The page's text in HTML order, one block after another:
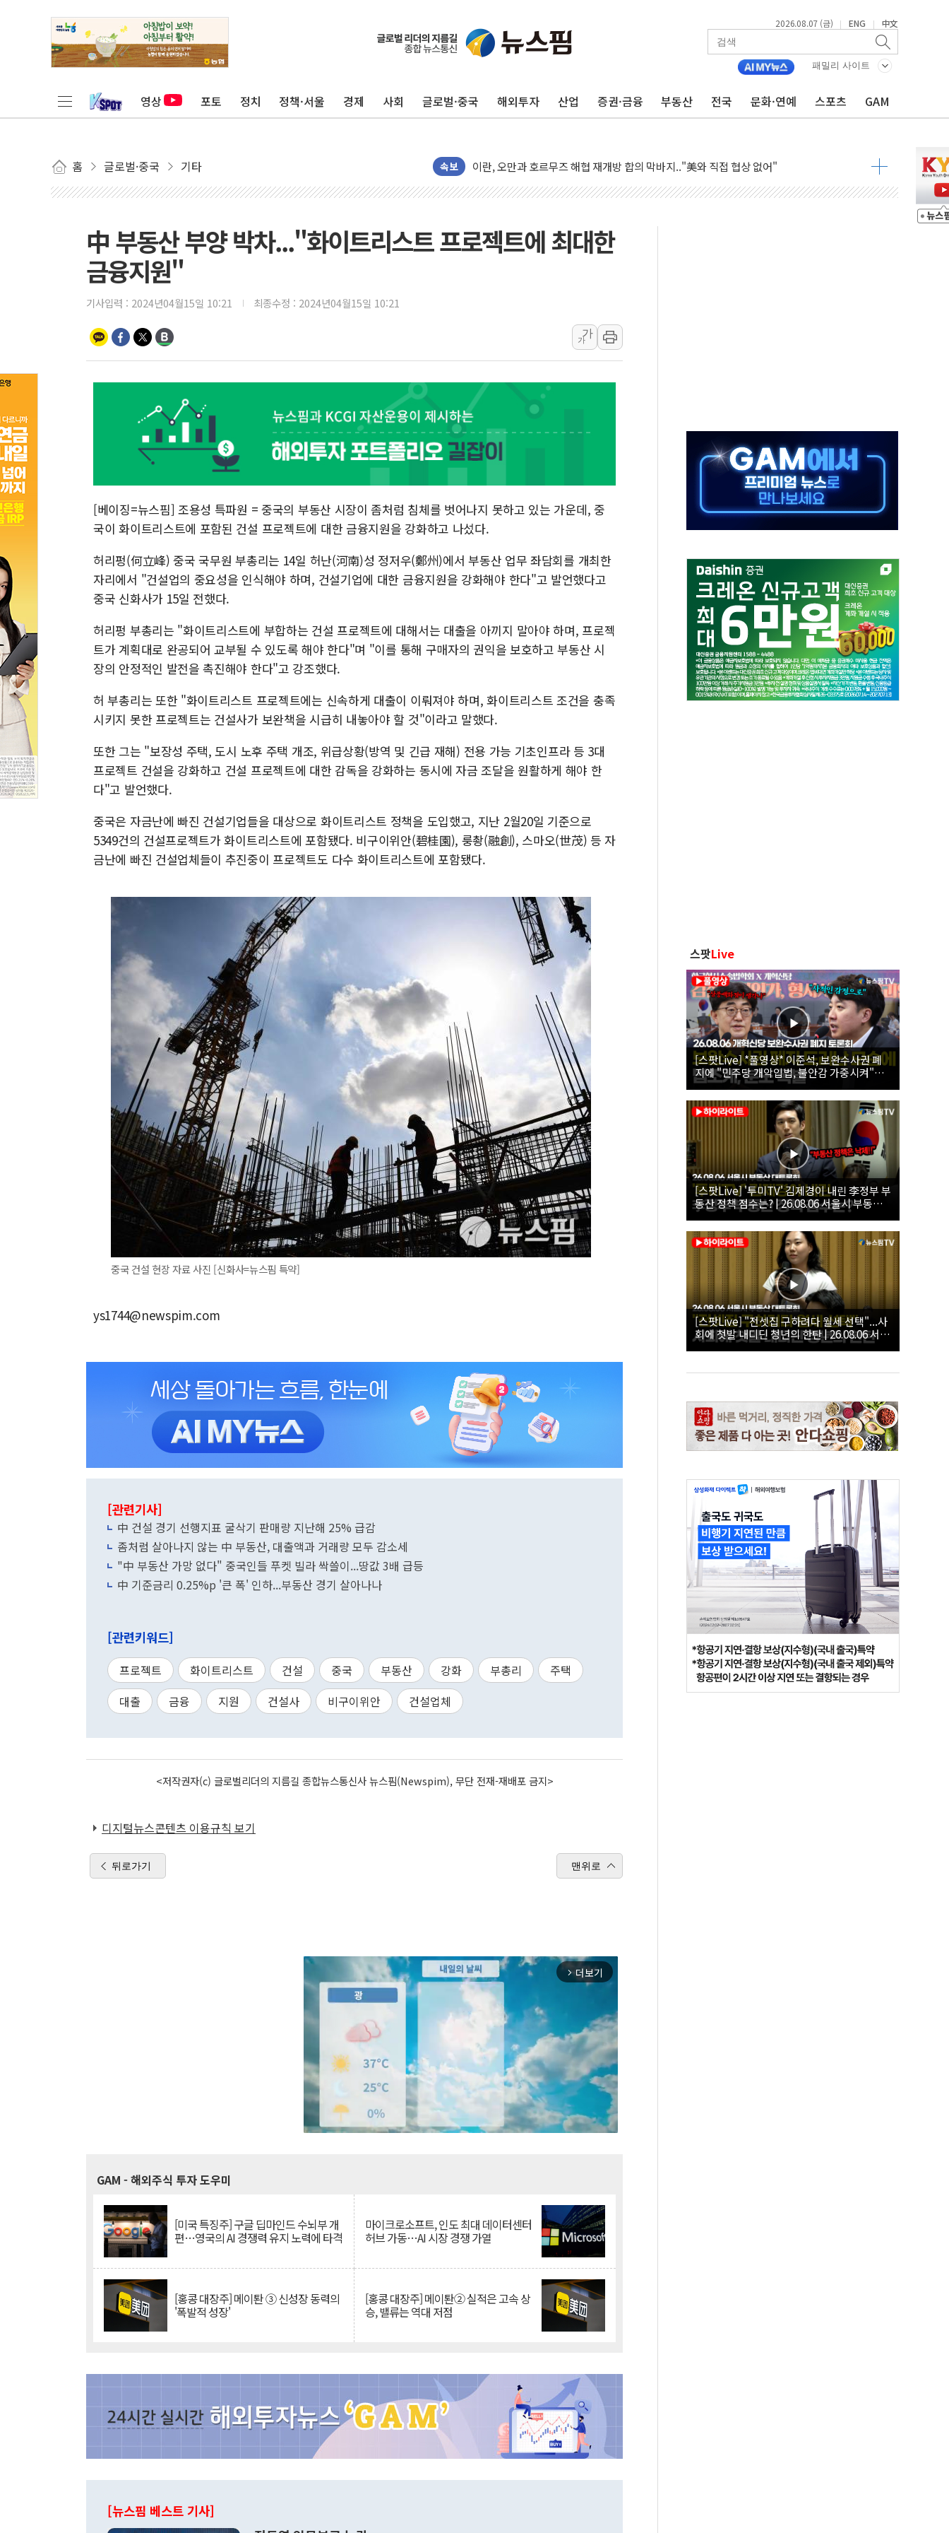
2026.08.07 (금) | ENG | 中文
패밀리 사이트
영상 포토 정치 정책·서울 경제 사회 글로벌·중국 해외투자 산업 증권·금융 부동산 전국 문화·연예 스포츠 GAM
홈 글로벌·중국 기타 속보
[금/유가] 이란의 호르무즈 해협 통항 제한 검토에 유가 3% 급등…금값 보합
이란, 오만과 호르무즈 해협 재개방 합의 막바지.."美와 직접 협상 없어"
[민주 당권주자 일정] 송영길·정청래·김민석 후보 - 8월 7일
[오늘의 정치일정] 8월 7일(금)
[오늘의 국회일정] 상임위·세미나·기자회견·주요 정당 - 8월 7일
구광모, 내주 실리콘밸리서 젠슨 황 재회…로봇·AI 데이터센터·모빌리티 구체화
뉴욕증시 개장 전 특징주...모더나·아이온큐·도어대시↑ VS 샌디스크·피그마·앱러빈↓
뉴욕증시 프리뷰, 미 주가선물 AI주 차익실현 속 혼조세...웨스턴디지털·샌디스크↓
청와대, 북한 단거리 탄도미사일 발사에 긴급 안보 점검회의
금값 7주 만에 최고…美 고용 둔화·호르무즈 재개방 기대에 강세
[인도증시] 중동 긴장 완화에 실적 호조까지, 상승...호실적 보고 기업 상승세 뚜렷
러, 1인칭시점 드론으로 우크라 민간인 '사파리' 공격… 시민들 공포감 극대화 전략
[베트남 증시] 지수 하락 속 'DGC' 임시 주총 기대감에 홀로 상한가…마진 잔액은 사상 최고
'월가의 황제' 다이먼 "금융시장 레버리지 위험수위…숨은 차입이 더 큰 변수"
中 부동산 부양 박차..."화이트리스트 프로젝트에 최대한
금융지원"
기사입력 : 2024년04월15일 10:21 최종수정 : 2024년04월15일 10:21
가
가
[베이징=뉴스핌] 조용성 특파원 = 중국의 부동산 시장이 좀처럼 침체를 벗어나지 못하고 있는 가운데, 중
국이 화이트리스트에 포함된 건설 프로젝트에 대한 금융지원을 강화하고 나섰다.
허리펑(何立峰) 중국 국무원 부총리는 14일 허난(河南)성 정저우(鄭州)에서 부동산 업무 좌담회를 개최한
자리에서 "건설업의 중요성을 인식해야 하며, 건설기업에 대한 금융지원을 강화해야 한다"고 발언했다고
중국 신화사가 15일 전했다.
허리펑 부총리는 "화이트리스트에 부합하는 건설 프로젝트에 대해서는 대출을 아끼지 말아야 하며, 프로젝
트가 계획대로 완공되어 교부될 수 있도록 해야 한다"며 "이를 통해 구매자의 권익을 보호하고 부동산 시
장의 안정적인 발전을 촉진해야 한다"고 강조했다.
허 부총리는 또한 "화이트리스트 프로젝트에는 신속하게 대출이 이뤄져야 하며, 화이트리스트 조건을 충족
시키지 못한 프로젝트는 건설사가 보완책을 시급히 내놓아야 할 것"이라고 말했다.
또한 그는 "보장성 주택, 도시 노후 주택 개조, 위급상황(방역 및 긴급 재해) 전용 가능 기초인프라 등 3대
프로젝트 건설을 강화하고 건설 프로젝트에 대한 감독을 강화하는 동시에 자금 조달을 원활하게 해야 한
다"고 발언했다.
중국은 자금난에 빠진 건설기업들을 대상으로 화이트리스트 정책을 도입했고, 지난 2월20일 기준으로
5349건의 건설프로젝트가 화이트리스트에 포함됐다. 비구이위안(碧桂園), 룽촹(融創), 스마오(世茂) 등 자
금난에 빠진 건설업체들이 추진중이 프로젝트도 다수 화이트리스트에 포함됐다.
중국 건설 현장 자료 사진 [신화사=뉴스핌 특약]
ys1744@newspim.com
[관련기사]
中 건설 경기 선행지표 굴삭기 판매량 지난해 25% 급감
좀처럼 살아나지 않는 中 부동산, 대출액과 거래량 모두 감소세
"中 부동산 가망 없다" 중국인들 푸켓 빌라 싹쓸이...땅값 3배 급등
中 기준금리 0.25%p '큰 폭' 인하...부동산 경기 살아나나
[관련키워드]
프로젝트 화이트리스트 건설 중국 부동산 강화 부총리
주택
대출
금융 지원 건설사 비구이위안 건설업체
<저작권자(c) 글로벌리더의 지름길 종합뉴스통신사 뉴스핌(Newspim), 무단 전재-재배포 금지>
디지털뉴스콘텐츠 이용규칙 보기
뒤로가기 맨위로
arrow_forward_ios 더보기
GAM - 해외주식 투자 도우미
[미국 특징주] 구글 딥마인드 수뇌부 개
편…영국의 AI 경쟁력 유지 노력에 타격
마이크로소프트, 인도 최대 데이터센터
허브 가동…AI 시장 경쟁 가열
[홍콩 대장주] 메이퇀 ③ 신성장 동력의
'폭발적 성장'
[홍콩 대장주] 메이퇀② 실적은 고속 상
승, 밸류는 역대 저점
[뉴스핌 베스트 기사]
스팟Live
[스팟Live] *풀영상* 이준석, 보완수사권 폐
지에 "민주당 개악입법, 불안감 가중시켜"｜
26.08.06 개혁신당 보완수사권 폐지 토론회
[스팟Live] '투미TV' 김제경이 내린 李정부 부
동산 정책 점수는? | 26.08.06 서울시 부동산
대토론회
[스팟Live] "전셋집 구하려다 월세 선택"...사
회에 첫발 내디딘 청년의 한탄 | 26.08.06 서울
시 부동산 대토론회